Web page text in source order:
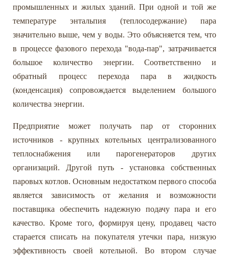
промышленных и жилых зданий. При одной и той же
температуре энтальпия (теплосодержание) пара
значительно выше, чем у воды. Это объясняется тем, что
в процессе фазового перехода "вода-пар", затрачивается
большое количество энергии. Соответственно и
обратный процесс перехода пара в жидкость
(конденсация) сопровождается выделением большого
количества энергии.
Предприятие может получать пар от сторонних
источников - крупных котельных централизованного
теплоснабжения или парогенераторов других
организаций. Другой путь - установка собственных
паровых котлов. Основным недостатком первого способа
является зависимость от желания и возможности
поставщика обеспечить надежную подачу пара и его
качество. Кроме того, формируя цену, продавец часто
старается списать на покупателя утечки пара, низкую
эффективность своей котельной. Во втором случае